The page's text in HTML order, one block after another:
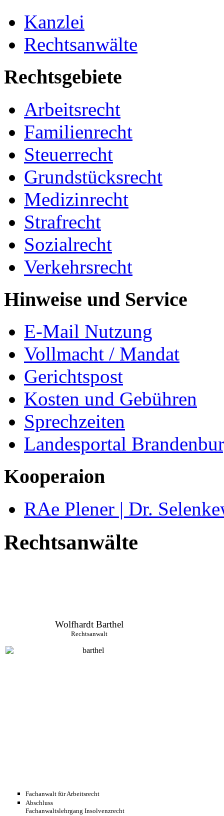
Kanzlei
Rechtsanwälte
Rechtsgebiete
Arbeitsrecht
Familienrecht
Steuerrecht
Grundstücksrecht
Medizinrecht
Strafrecht
Sozialrecht
Verkehrsrecht
Hinweise und Service
E-Mail Nutzung
Vollmacht / Mandat
Gerichtspost
Kosten und Gebühren
Sprechzeiten
Landesportal
Kooperaion
RAe Plener | Dr.
Rechtsanwälte
Wolfhardt Barthel
Rechtsanwalt
Fachanwalt für Arbeitsrecht
Abschluss
Fachanwaltslehrgang Insolvenzrecht